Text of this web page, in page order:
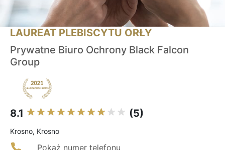
LAUREAT PLEBISCYTU ORŁY
Prywatne Biuro Ochrony Black Falcon
Group
8.1 (5)
Krosno, Krosno
Pokaż numer telefonu